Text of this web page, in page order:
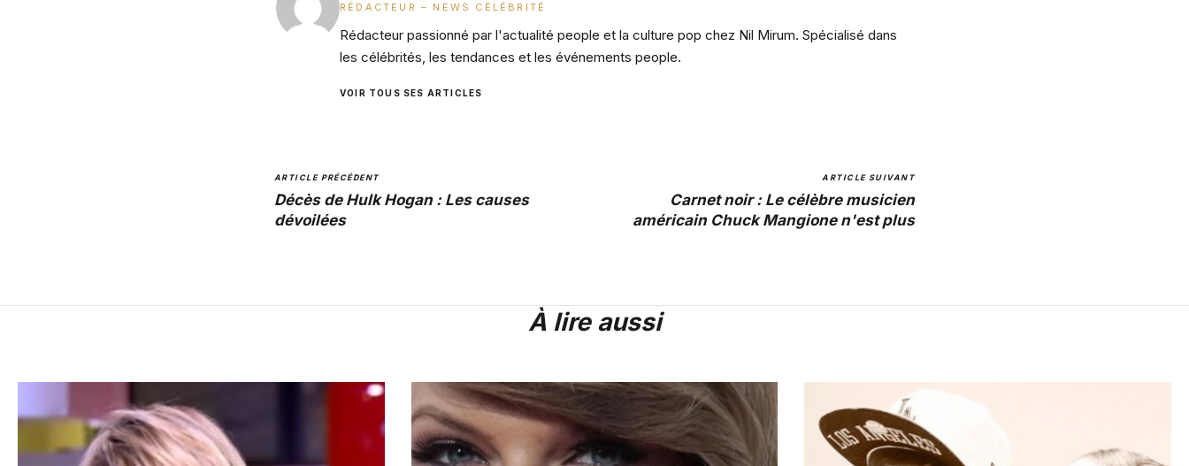
RÉDACTEUR – NEWS CÉLÉBRITÉ
Rédacteur passionné par l'actualité people et la culture pop chez Nil Mirum. Spécialisé dans
les célébrités, les tendances et les événements people.
VOIR TOUS SES ARTICLES
ARTICLE PRÉCÉDENT
Décès de Hulk Hogan : Les causes
dévoilées
ARTICLE SUIVANT
Carnet noir : Le célèbre musicien
américain Chuck Mangione n'est plus
À lire aussi